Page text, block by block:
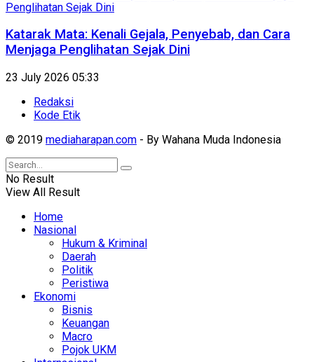
Katarak Mata: Kenali Gejala, Penyebab, dan Cara
Menjaga Penglihatan Sejak Dini
23 July 2026 05:33
Redaksi
Kode Etik
© 2019 mediaharapan.com - By Wahana Muda Indonesia
No Result
View All Result
Home
Nasional
Hukum & Kriminal
Daerah
Politik
Peristiwa
Ekonomi
Bisnis
Keuangan
Macro
Pojok UKM